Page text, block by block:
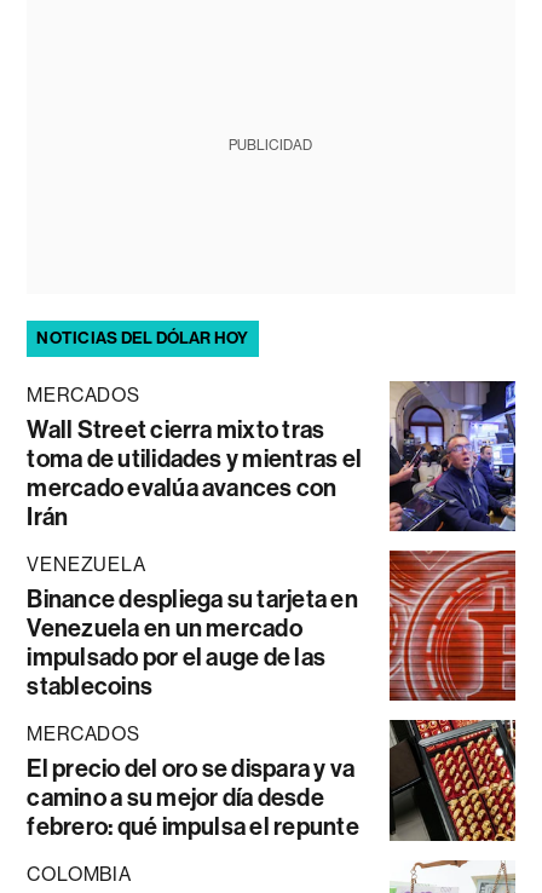
PUBLICIDAD
NOTICIAS DEL DÓLAR HOY
MERCADOS
Wall Street cierra mixto tras
toma de utilidades y mientras el
mercado evalúa avances con
Irán
VENEZUELA
Binance despliega su tarjeta en
Venezuela en un mercado
impulsado por el auge de las
stablecoins
MERCADOS
El precio del oro se dispara y va
camino a su mejor día desde
febrero: qué impulsa el repunte
COLOMBIA